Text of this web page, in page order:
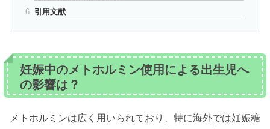
引用文献
妊娠中のメトホルミン使用による出生児へ
の影響は？
メトホルミンは広く用いられており、特に海外では妊娠糖